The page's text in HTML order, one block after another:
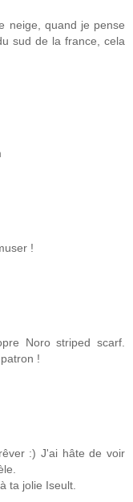
neige, quand je pense
sud de la france, cela
!
Noro striped scarf.
!
:) J'ai hâte de voir
ta jolie Iseult.